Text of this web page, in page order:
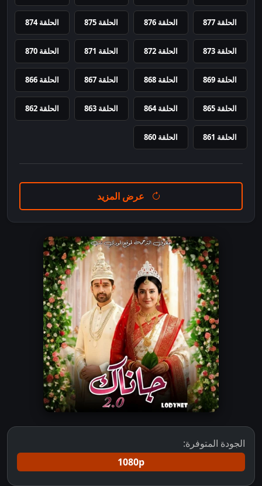
الحلقة 877 الحلقة 876 الحلقة 875 الحلقة 874
الحلقة 873 الحلقة 872 الحلقة 871 الحلقة 870
الحلقة 869 الحلقة 868 الحلقة 867 الحلقة 866
الحلقة 865 الحلقة 864 الحلقة 863 الحلقة 862
الحلقة 861 الحلقة 860
عرض المزيد
الجودة المتوفرة:
1080p